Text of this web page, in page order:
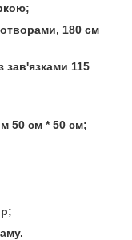
180 см
115
50 см * 50 см;